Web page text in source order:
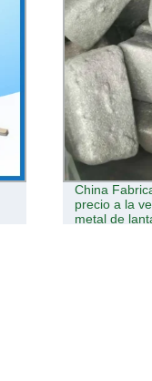
Aditivo de
Material